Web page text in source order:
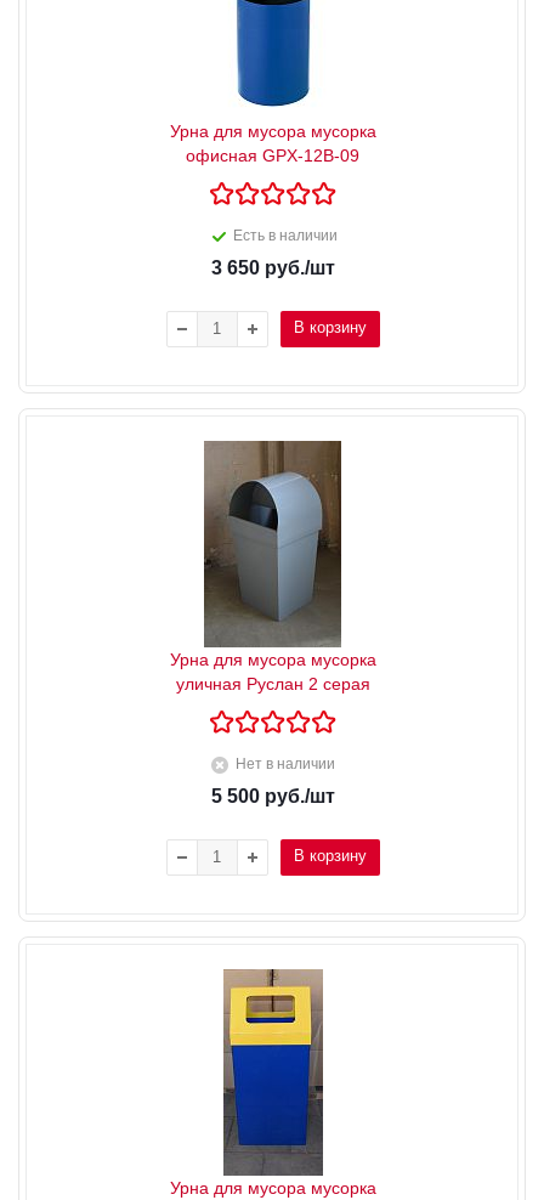
Урна для мусора мусорка
офисная GPX-12B-09
Есть в наличии
3 650руб./шт
В корзину
Урна для мусора мусорка
уличная Руслан 2 серая
Нет в наличии
5 500руб./шт
В корзину
Урна для мусора мусорка